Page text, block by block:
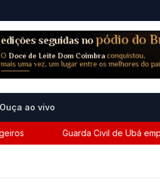
Ouça ao vivo
Guarda Civil de Ubá